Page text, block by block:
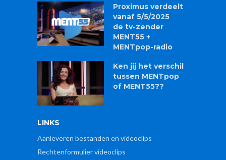
Proximus verdeelt
vanaf 5/5/2025
de tv-zender
MENT55 +
MENTpop-radio
Ken jij het verschil
tussen MENTpop
of MENT55??
LINKS
Aanleveren bestanden en videoclips
Rechtenformulier videoclips